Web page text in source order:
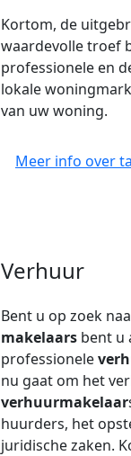
Kortom, de
waardevolle troef
professionele en
lokale
van uw woning.
Meer info over
Verhuur
Bent u op zoek
makelaars bent u
professionele
nu gaat om het
verhuurmakelaar
huurders, het
juridische zaken.